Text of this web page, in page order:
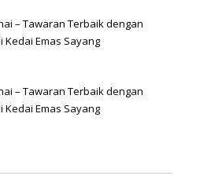
– Tawaran Terbaik dengan
Emas Sayang
– Tawaran Terbaik dengan
Emas Sayang